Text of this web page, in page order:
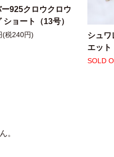
925クロウクロウ
ショート（13号）
(税240円)
シュワ
エット
SOLD
。